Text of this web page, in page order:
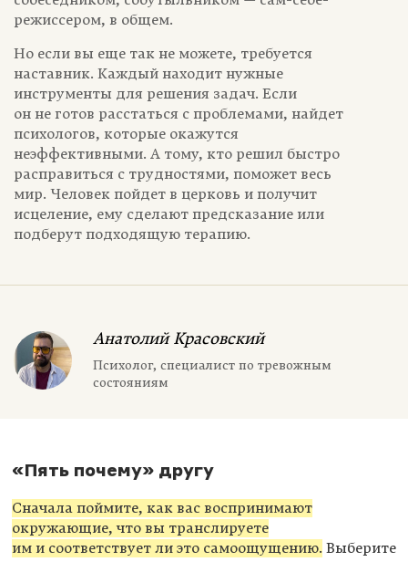
режиссером, в общем.
Но если вы еще так не можете, требуется
наставник. Каждый находит нужные
инструменты для решения задач. Если
он не готов расстаться с проблемами, найдет
психологов, которые окажутся
неэффективными. А тому, кто решил быстро
расправиться с трудностями, поможет весь
мир. Человек пойдет в церковь и получит
исцеление, ему сделают предсказание или
подберут подходящую терапию.
Анатолий Красовский
Психолог, специалист по тревожным
состояниям
«Пять почему» другу
Сначала поймите, как вас воспринимают
окружающие, что вы транслируете
им и соответствует ли это самоощущению. Выберите